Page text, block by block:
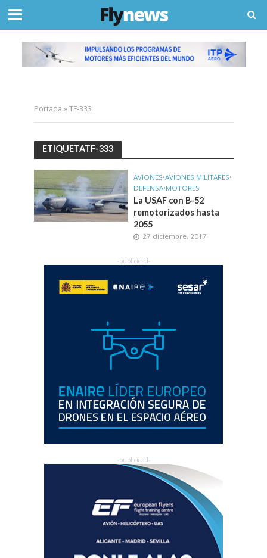
Portada »TF-333
ETIQUETATF-333
AVIONES•AVIONES MILITARES•
DEFENSA•MOTORES
La USAF con B-52
remotorizados hasta
2055
27 diciembre, 2017